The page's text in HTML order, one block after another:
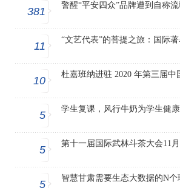
381
警醒“平安四众”品牌遭到自称
11
“文艺代表”的菩提之旅：国际
10
杜嘉班纳进驻 2020 年第三届中
5
学生复课，风行牛奶为学生健
5
第十一届国际武林斗茶大会11
5
智慧甘肃需要生态大数据的N个